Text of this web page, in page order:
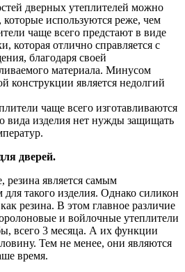
дверных утеплителей можно
используются реже, чем
чаще всего предстают в виде
которая отлично справляется с
благодаря своей
материала. Минусом
конструкции является недолгий
чаще всего изготавливаются
вида изделия нет нужды защищать
дверей.
является самым
такого изделия. Однако силикон
резина. В этом главное различие
и войлочные утеплители
всего 3 месяца. А их функции
Тем не менее, они являются
время.